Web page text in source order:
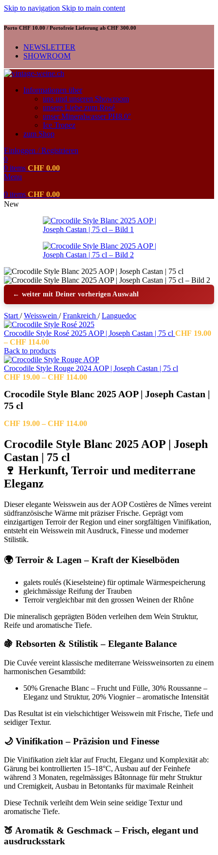
Skip to navigation Skip to main content
Porto CHF 10.00 / Portofreie Lieferung ab CHF 300.00
NEWSLETTER
SHOWROOM
Informationen über
uns und unseren Showroom
unsere Liebe zum Rosé
unser Mineralwasser PH8.0°
Ice Tropez
zum Shop
Einloggen / Registrieren
0
0 items CHF 0.00
Menu
0 items CHF 0.00
New
← weiter mit Deiner vorherigen Auswahl
Start / Weisswein / Frankreich / Languedoc
Crocodile Style Rosé 2025 AOP | Joseph Castan | 75 cl CHF 19.00
– CHF 114.00Preisspanne:
CHF 19.00
bis
CHF 114.00
Back to products
Crocodile Style Rouge 2024 AOP | Joseph Castan | 75 cl
CHF 19.00 – CHF 114.00Preisspanne:
bis
Crocodile Style Blanc 2025 AOP | Joseph Castan |
75 cl
CHF 19.00 – CHF 114.00Preisspanne:
bis
CHF 114.00
Crocodile Style Blanc 2025 AOP | Joseph
Castan | 75 cl
🍷 Herkunft, Terroir und mediterrane
Eleganz
Dieser elegante Weisswein aus der AOP Costières de Nîmes vereint
südfranzösische Wärme mit präziser Frische. Geprägt vom
einzigartigen Terroir der Region und einer sorgfältigen Vinifikation,
entsteht ein Weisswein mit Ausdruck, Finesse und moderner
Stilistik.
🌍 Terroir & Lagen – Kraft der Kieselböden
galets roulés (Kieselsteine) für optimale Wärmespeicherung
gleichmässige Reifung der Trauben
Terroir vergleichbar mit den grossen Weinen der Rhône
Die mineralisch geprägten Böden verleihen dem Wein Struktur,
Reife und aromatische Tiefe.
🍇 Rebsorten & Stilistik – Elegante Balance
Die Cuvée vereint klassische mediterrane Weissweinsorten zu einem
harmonischen Gesamtbild:
50% Grenache Blanc – Frucht und Fülle, 30% Roussanne –
Eleganz und Struktur, 20% Viognier – aromatische Intensität
Das Resultat ist ein vielschichtiger Weisswein mit Frische, Tiefe und
seidiger Textur.
🌙 Vinifikation – Präzision und Finesse
Die Vinifikation zielt klar auf Frucht, Eleganz und Komplexität ab:
Gärung bei kontrollierten 15–18°C, Ausbau auf der Feinhefe
während 3 Monaten, regelmässiges Bâtonnage für mehr Struktur
und Cremigkeit, Ausbau in Betontanks für maximale Reinheit
Diese Technik verleiht dem Wein seine seidige Textur und
aromatische Tiefe.
🍑 Aromatik & Geschmack – Frisch, elegant und
ausdrucksstark